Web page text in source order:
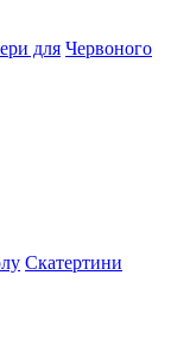
для Червоного
Скатертини